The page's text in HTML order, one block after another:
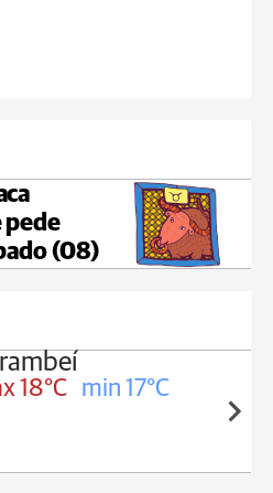
pede
(08)
18°C min 17°C